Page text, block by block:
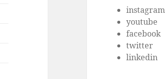
instagram
youtube
facebook
twitter
linkedin